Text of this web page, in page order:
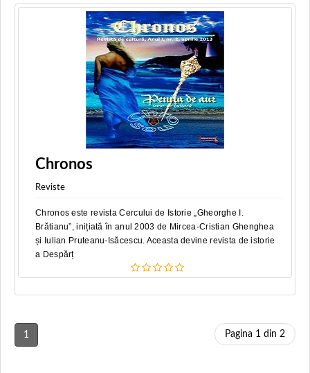
Chronos
Reviste
Chronos este revista Cercului de Istorie „Gheorghe I.
Brătianu”, inițiată în anul 2003 de Mircea-Cristian Ghenghea
și Iulian Pruteanu-Isăcescu. Aceasta devine revista de istorie
a Despărț
1 Pagina 1 din 2